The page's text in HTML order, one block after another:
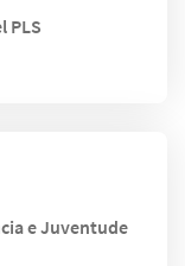
PLS
e Juventude